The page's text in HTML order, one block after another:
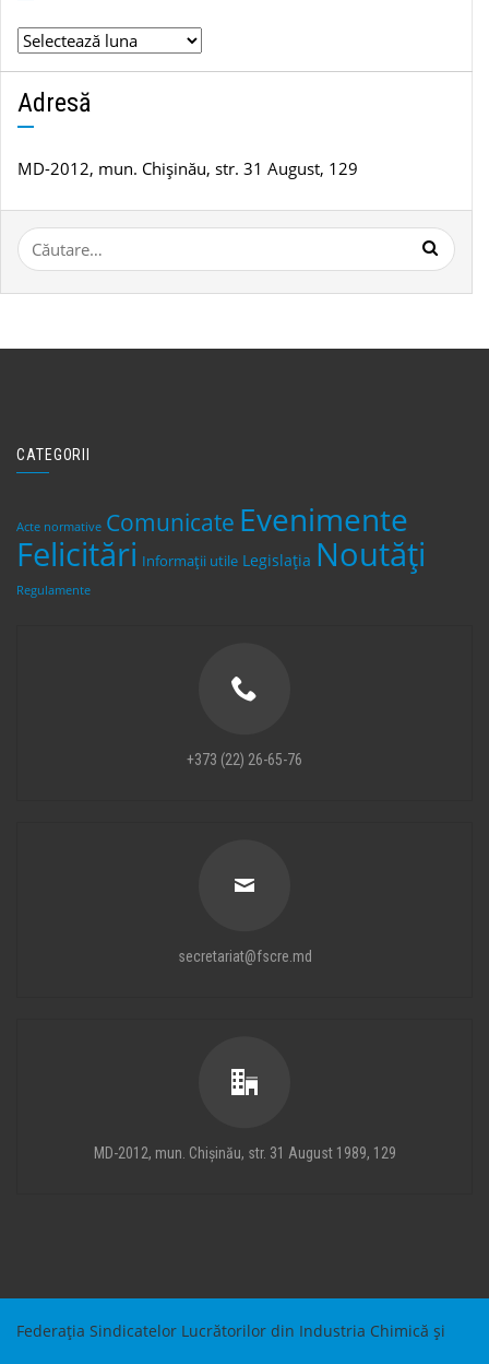
Arhivă
de
știri
Adresă
MD-2012, mun. Chișinău, str. 31 August, 129
Caută
după:
CATEGORII
Acte normative Comunicate Evenimente
Felicitări Informații utile Legislaţia Noutăți
Regulamente
+373 (22) 26-65-76
secretariat@fscre.md
MD-2012, mun. Chișinău, str. 31 August 1989, 129
Federația Sindicatelor Lucrătorilor din Industria Chimică și